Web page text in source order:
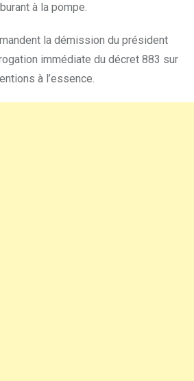
à la pompe.
la démission du président
immédiate du décret 883 sur
à l’essence.